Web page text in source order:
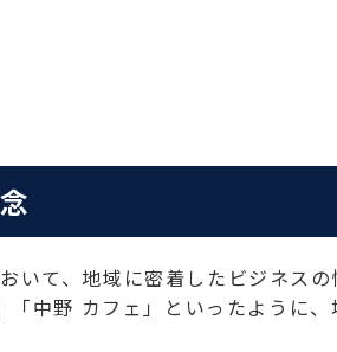
て、地域に密着したビジネスの
中野 カフェ」といったように、